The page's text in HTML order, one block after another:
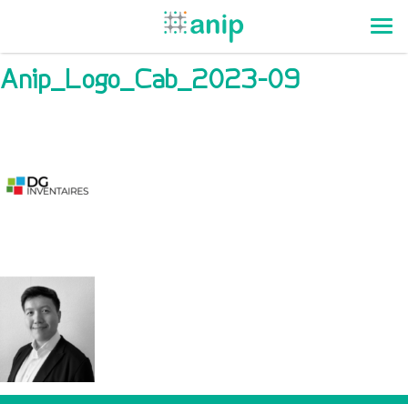
Anip_Logo_Cab_2023-09